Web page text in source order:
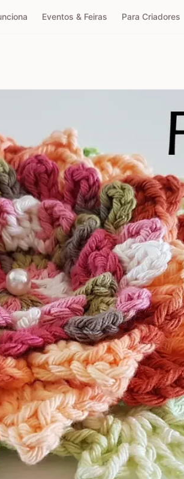
Eventos & Feiras Para Criadores